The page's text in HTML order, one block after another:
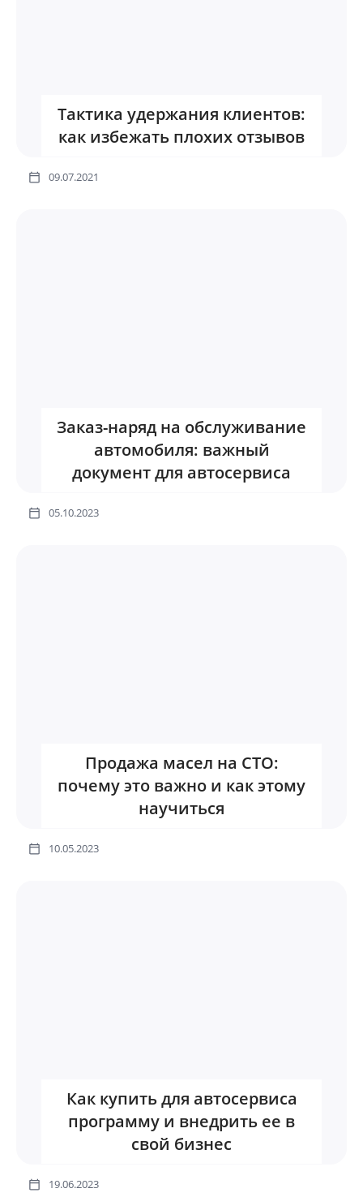
Тактика удержания клиентов:
как избежать плохих отзывов
09.07.2021
Заказ-наряд на обслуживание
автомобиля: важный
документ для автосервиса
05.10.2023
Продажа масел на СТО:
почему это важно и как этому
научиться
10.05.2023
Как купить для автосервиса
программу и внедрить ее в
свой бизнес
19.06.2023